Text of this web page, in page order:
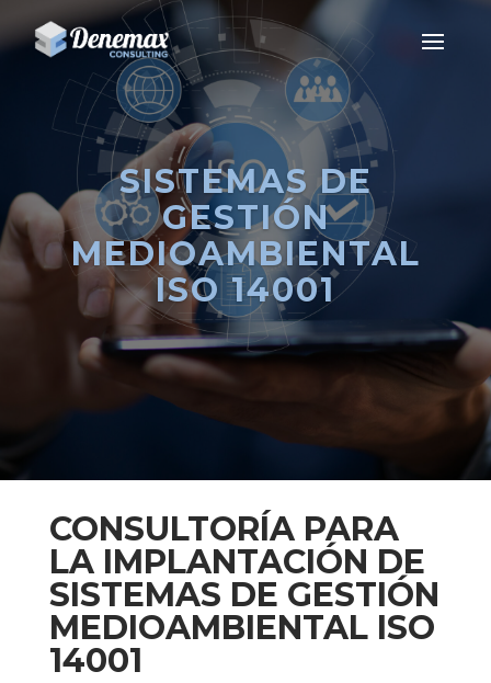
SISTEMAS DE
GESTIÓN
MEDIOAMBIENTAL
ISO 14001
CONSULTORÍA PARA
LA IMPLANTACIÓN DE
SISTEMAS DE GESTIÓN
MEDIOAMBIENTAL ISO
14001